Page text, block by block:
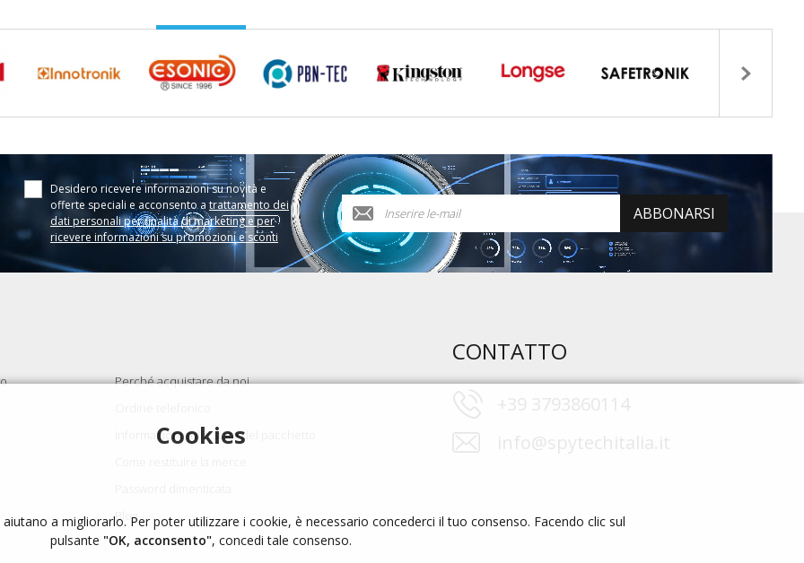
Desidero ricevere informazioni su novità e
offerte speciali e acconsento a trattamento dei
dati personali per finalità di marketing e per
ricevere informazioni su promozioni e sconti
ABBONARSI
Perché acquistare da noi
Informazioni sullo stato del pacchetto
Blog
CONTATTO
Cookies
a migliorarlo. Per poter utilizzare i cookie, è necessario concederci il tuo consenso. Facendo clic sul
pulsante "OK, acconsento", concedi tale consenso.